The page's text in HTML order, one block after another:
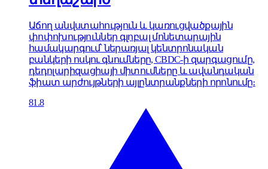
Աճող անվստահություն և կառուցվածքային
փոփոխություններ գլոբալ մոնետարային
համակարգում՝ ներառյալ կենտրոնական
բանկերի ոսկու գնումները, CBDC-ի զարգացումը,
դեդոլարիզացիայի միտումները և ավանդական
ֆիատ արժույթների այլընտրանքների որոնումը։
81.8